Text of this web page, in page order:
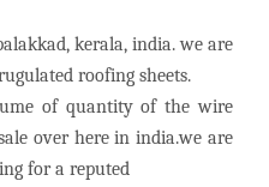
kerala, india. we are
roofing sheets.
of quantity of the wire
over here in india.we are
for a reputed